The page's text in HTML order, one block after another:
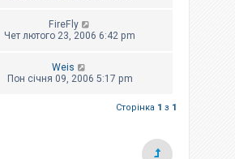
FireFly
Чет лютого 23, 2006 6:42 pm
Weis
Пон січня 09, 2006 5:17 pm
Сторінка 1 з 1